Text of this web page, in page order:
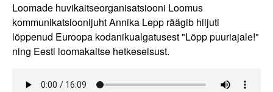
Loomade huvikaitseorganisatsiooni Loomus
kommunikatsioonijuht Annika Lepp räägib hiljuti
lõppenud Euroopa kodanikualgatusest "Lõpp puuriajale!"
ning Eesti loomakaitse hetkeseisust.